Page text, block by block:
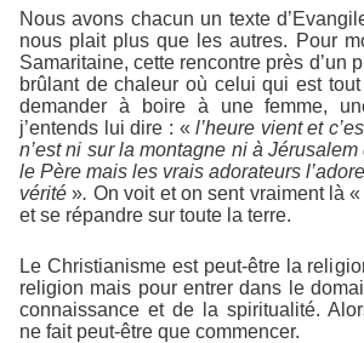
Nous avons chacun un texte
nous plait plus que les autres. Pour
Samaritaine, cette rencontre près d’un
brûlant de chaleur où celui qui est tout
demander à boire à une femme,
j’entends lui dire : «l’heure vient et
n’est ni sur la montagne ni à
le Père mais les vrais adorateurs
vérité». On voit et on sent vraiment là
et se répandre sur toute la terre.
Le Christianisme est peut-être la
religion mais pour entrer dans le
connaissance et de la spiritualité.
ne fait peut-être que commencer.